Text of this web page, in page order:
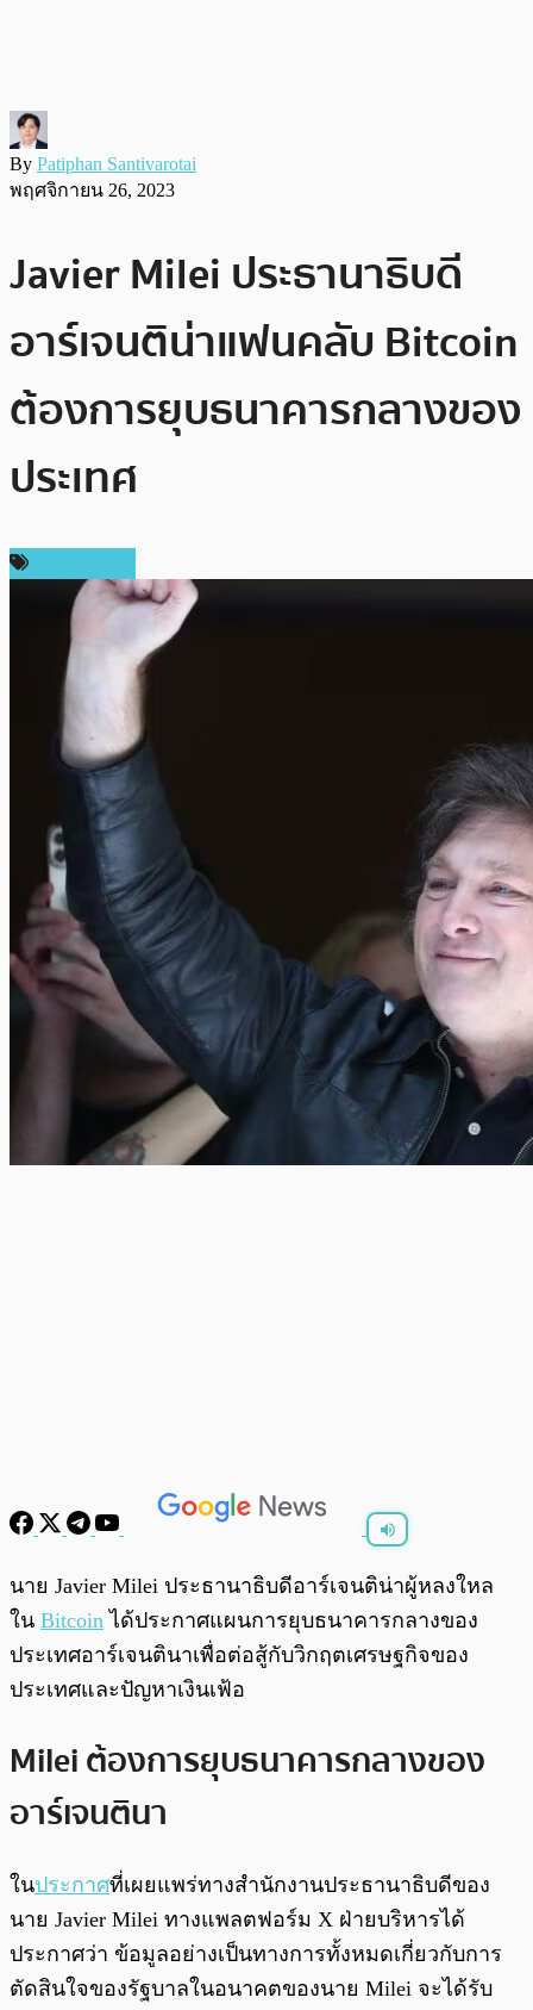
By Patiphan Santivarotai
พฤศจิกายน 26, 2023
Javier Milei ประธานาธิบดี
อาร์เจนติน่าแฟนคลับ Bitcoin
ต้องการยุบธนาคารกลางของ
ประเทศ
0:00 0:00
นาย Javier Milei ประธานาธิบดีอาร์เจนติน่าผู้หลงใหล
ใน Bitcoin ได้ประกาศแผนการยุบธนาคารกลางของ
ประเทศอาร์เจนตินาเพื่อต่อสู้กับวิกฤตเศรษฐกิจของ
ประเทศและปัญหาเงินเฟ้อ
Milei ต้องการยุบธนาคารกลางของ
อาร์เจนตินา
ในประกาศที่เผยแพร่ทางสำนักงานประธานาธิบดีของ
นาย Javier Milei ทางแพลตฟอร์ม X ฝ่ายบริหารได้
ประกาศว่า ข้อมูลอย่างเป็นทางการทั้งหมดเกี่ยวกับการ
ตัดสินใจของรัฐบาลในอนาคตของนาย Milei จะได้รับ